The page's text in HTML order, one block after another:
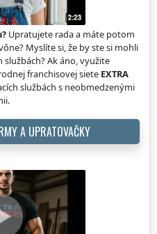
Upratujete rada a máte potom
Myslíte si, že by ste si mohli
Ak áno, využite
franchisovej siete EXTRA
službách s neobmedzenými
A UPRATOVAČKY